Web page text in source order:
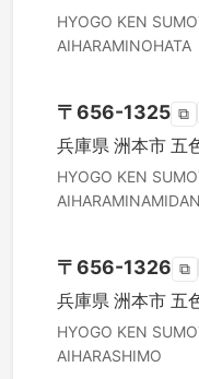
HYOGO KEN
AIHARAMINOHATA
〒656-1325 ⧉
兵庫県 洲本市 五
HYOGO KEN
〒656-1326 ⧉
兵庫県 洲本市 五
HYOGO KEN
AIHARASHIMO